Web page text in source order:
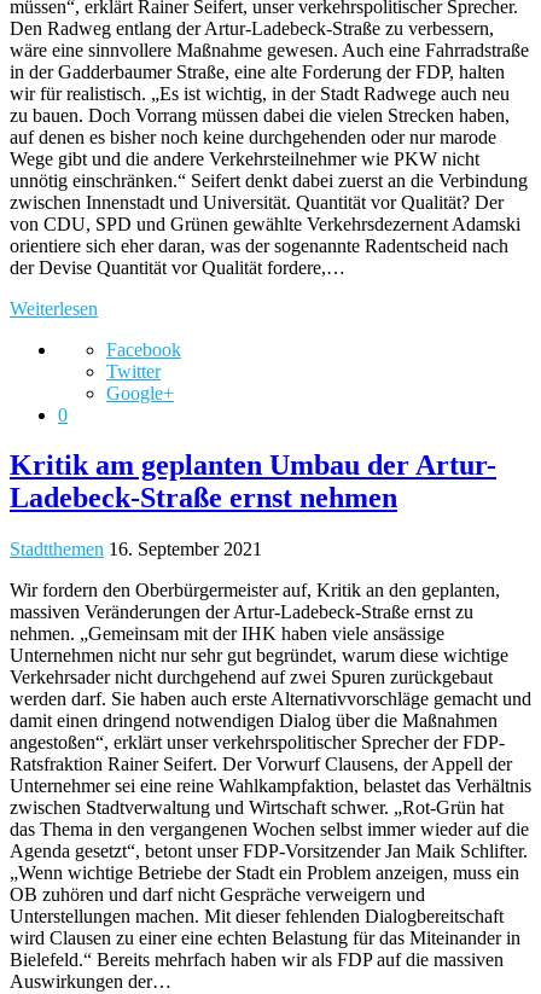
müssen“, erklärt Rainer Seifert, unser verkehrspolitischer Sprecher.
Den Radweg entlang der Artur-Ladebeck-Straße zu verbessern,
wäre eine sinnvollere Maßnahme gewesen. Auch eine Fahrradstraße
in der Gadderbaumer Straße, eine alte Forderung der FDP, halten
wir für realistisch. „Es ist wichtig, in der Stadt Radwege auch neu
zu bauen. Doch Vorrang müssen dabei die vielen Strecken haben,
auf denen es bisher noch keine durchgehenden oder nur marode
Wege gibt und die andere Verkehrsteilnehmer wie PKW nicht
unnötig einschränken.“ Seifert denkt dabei zuerst an die Verbindung
zwischen Innenstadt und Universität. Quantität vor Qualität? Der
von CDU, SPD und Grünen gewählte Verkehrsdezernent Adamski
orientiere sich eher daran, was der sogenannte Radentscheid nach
der Devise Quantität vor Qualität fordere,…
Weiterlesen
Facebook
Twitter
Google+
0
Kritik am geplanten Umbau der Artur-
Ladebeck-Straße ernst nehmen
Stadtthemen 16. September 2021
Wir fordern den Oberbürgermeister auf, Kritik an den geplanten,
massiven Veränderungen der Artur-Ladebeck-Straße ernst zu
nehmen. „Gemeinsam mit der IHK haben viele ansässige
Unternehmen nicht nur sehr gut begründet, warum diese wichtige
Verkehrsader nicht durchgehend auf zwei Spuren zurückgebaut
werden darf. Sie haben auch erste Alternativvorschläge gemacht und
damit einen dringend notwendigen Dialog über die Maßnahmen
angestoßen“, erklärt unser verkehrspolitischer Sprecher der FDP-
Ratsfraktion Rainer Seifert. Der Vorwurf Clausens, der Appell der
Unternehmer sei eine reine Wahlkampfaktion, belastet das Verhältnis
zwischen Stadtverwaltung und Wirtschaft schwer. „Rot-Grün hat
das Thema in den vergangenen Wochen selbst immer wieder auf die
Agenda gesetzt“, betont unser FDP-Vorsitzender Jan Maik Schlifter.
„Wenn wichtige Betriebe der Stadt ein Problem anzeigen, muss ein
OB zuhören und darf nicht Gespräche verweigern und
Unterstellungen machen. Mit dieser fehlenden Dialogbereitschaft
wird Clausen zu einer eine echten Belastung für das Miteinander in
Bielefeld.“ Bereits mehrfach haben wir als FDP auf die massiven
Auswirkungen der…